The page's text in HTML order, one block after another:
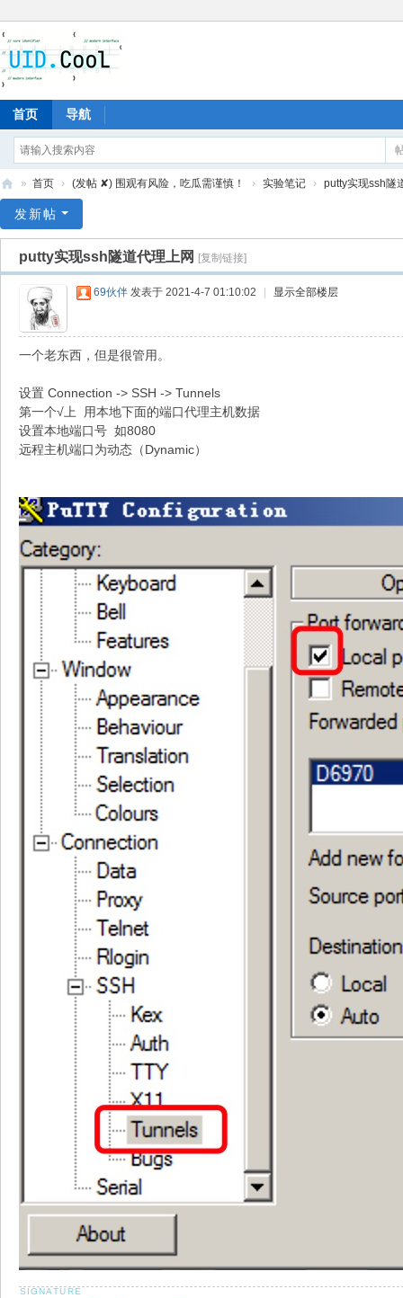
首页 导航
爱
» 首页 › (发帖 ✘) 围观有风险，吃瓜需谨慎！ › 实验笔记 › putty实现ssh隧
发新帖
putty实现ssh隧道代理上网 [复制链接]
69伙伴 发表于 2021-4-7 01:10:02 显示全部楼层
一个老东西，但是很管用。
设置 Connection -> SSH -> Tunnels
第一个√上 用本地下面的端口代理主机数据
设置本地端口号 如8080
远程主机端口为动态（Dynamic）